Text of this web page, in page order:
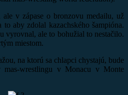
v zápase o bronzovu medailu, už
to aby zdolal kazachského šampióna.
vyrovnal, ale to bohužial to nestačilo.
miestom.
na ktorú sa chlapci chystajú, bude
mas-wrestlingu v Monacu v Monte